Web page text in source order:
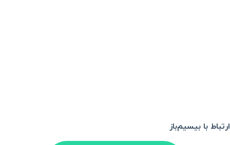
ارتباط با بیسیم‌باز